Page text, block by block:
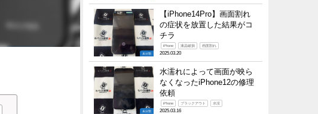
未分類
【iPhone14Pro】画面割れ
の症状を放置した結果がコ
チラ
iPhone 液晶破損 画面割れ
2025.03.20
未分類
水濡れによって画面が映ら
なくなったiPhone12の修理
依頼
iPhone ブラックアウト 水没
2025.03.16